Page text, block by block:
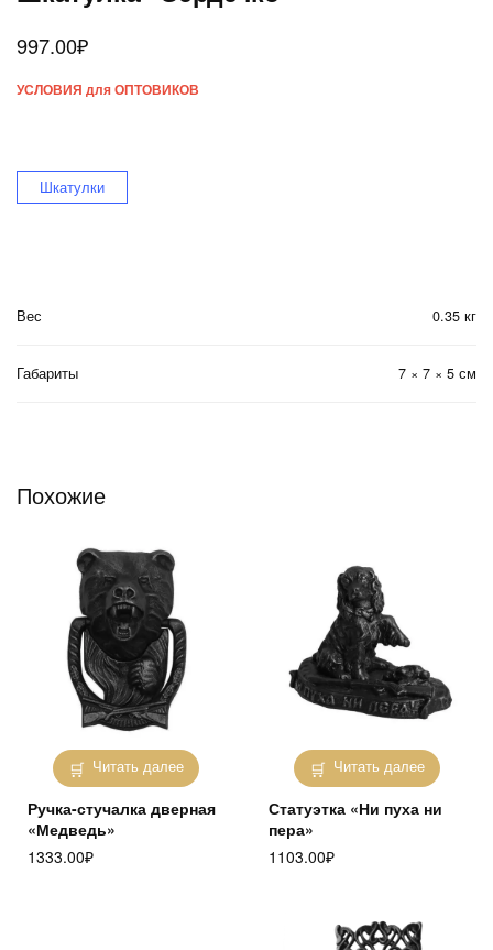
997.00₽
УСЛОВИЯ для ОПТОВИКОВ
Шкатулки
Вес 0.35 кг
Габариты 7 × 7 × 5 см
Похожие
Читать далее
Ручка-стучалка дверная
«Медведь»
1333.00₽
Читать далее
Статуэтка «Ни пуха ни
пера»
1103.00₽